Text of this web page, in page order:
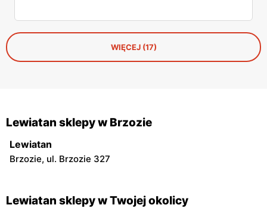
WIĘCEJ (17)
Lewiatan sklepy w Brzozie
Lewiatan
Brzozie, ul. Brzozie 327
Lewiatan sklepy w Twojej okolicy